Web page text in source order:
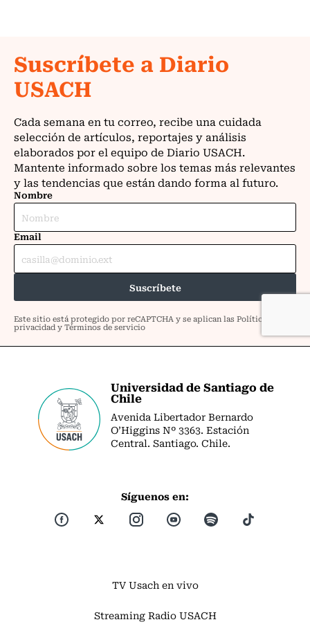
Universidad de Santiago de
Chile
Avenida Libertador Bernardo
O’Higgins Nº 3363. Estación
Central. Santiago. Chile.
Síguenos en:
TV Usach en vivo
Streaming Radio USACH